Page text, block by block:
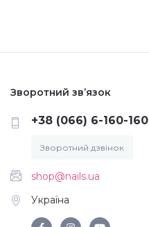
Брокат
Фарби для розпису
Зворотний зв’язок
+38 (066) 6-160-160
Зворотний дзвінок
shop@nails.ua
Україна